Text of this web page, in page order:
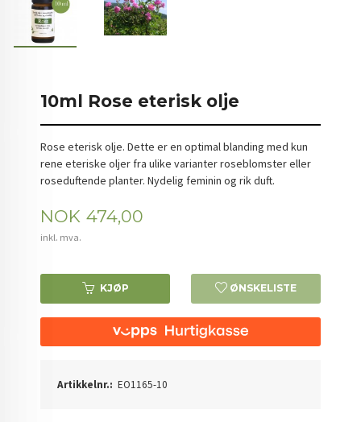
10ml Rose eterisk olje
Rose eterisk olje. Dette er en optimal blanding med kun
rene eteriske oljer fra ulike varianter roseblomster eller
roseduftende planter. Nydelig feminin og rik duft.
Pris
NOK 474,00
inkl. mva.
KJØP ØNSKELISTE
Artikkelnr.: EO1165-10